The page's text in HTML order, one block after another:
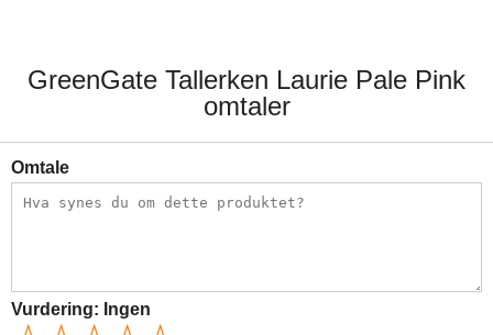
GreenGate Tallerken Laurie Pale Pink
omtaler
Omtale
Vurdering: Ingen